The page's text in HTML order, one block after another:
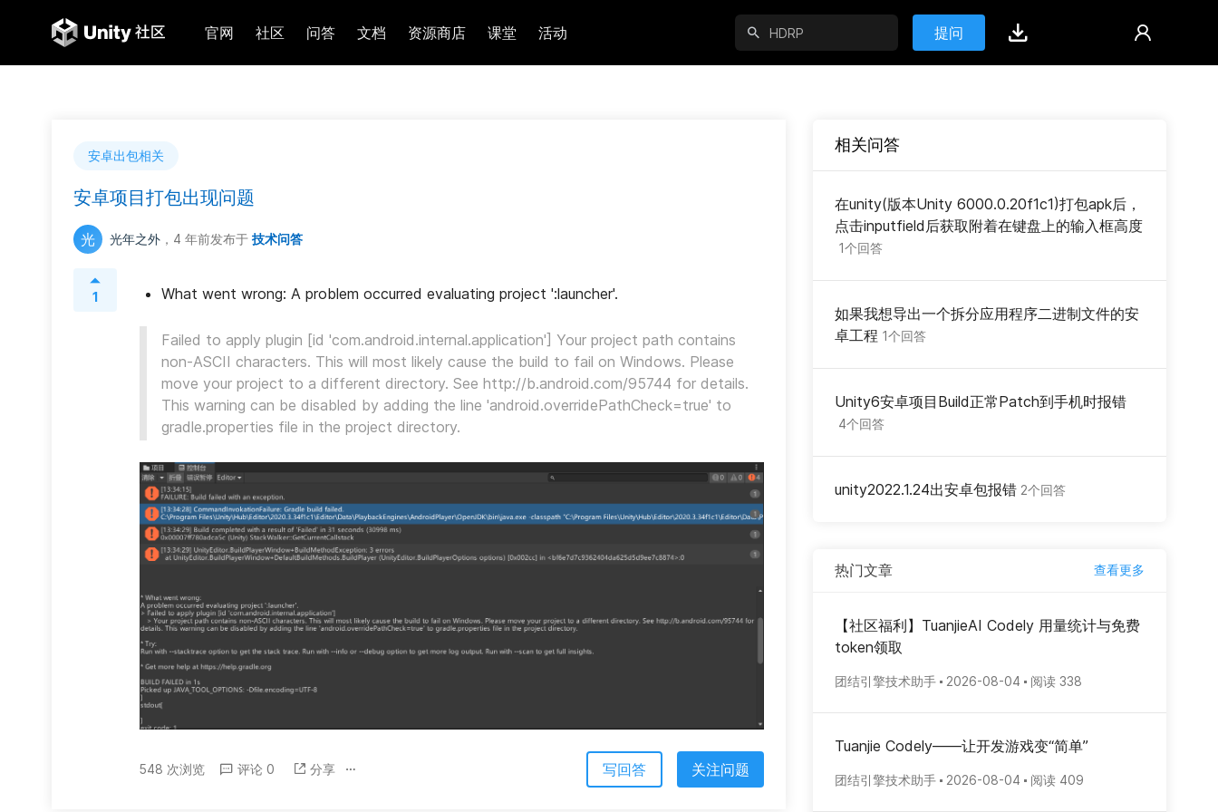
官网 社区 问答 文档 资源商店 课堂 活动 提问
安卓出包相关
安卓项目打包出现问题
光 光年之外 ，4 年前发布于 技术问答
1 What went wrong: A problem occurred evaluating project ':launcher'.
Failed to apply plugin [id 'com.android.internal.application'] Your project path contains
non-ASCII characters. This will most likely cause the build to fail on Windows. Please
move your project to a different directory. See http://b.android.com/95744 for details.
This warning can be disabled by adding the line 'android.overridePathCheck=true' to
gradle.properties file in the project directory.
548 次浏览 评论 0 分享 写回答 关注问题
相关问答
在unity(版本Unity 6000.0.20f1c1)打包apk后，
点击inputfield后获取附着在键盘上的输入框高度
1个回答
如果我想导出一个拆分应用程序二进制文件的安
卓工程 1个回答
Unity6安卓项目Build正常Patch到手机时报错
4个回答
unity2022.1.24出安卓包报错 2个回答
热门文章 查看更多
【社区福利】TuanjieAI Codely 用量统计与免费
token领取
团结引擎技术助手 2026-08-04 阅读 338
Tuanjie Codely——让开发游戏变“简单”
团结引擎技术助手 2026-08-04 阅读 409